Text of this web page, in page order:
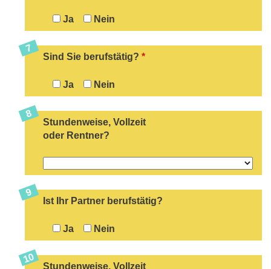
Ja Nein
Sind Sie berufstätig? *
Ja Nein
Stundenweise, Vollzeit
oder Rentner?
Ist Ihr Partner berufstätig?
Ja Nein
Stundenweise, Vollzeit